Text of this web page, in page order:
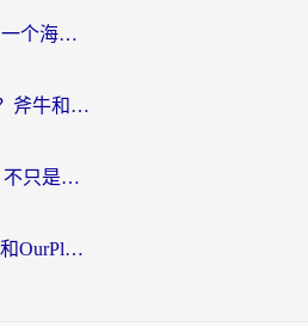
NordVPN 回国能用吗？一个海外用户必须面对的真实困境
海外回国加速器怎么选？斧牛和海龟哪个好？一篇帮你避开坑的实用指南
从匈牙利回国内的vpn，不只是为了刷剧那么简单
海外党必看：Quickback和OurPlay好用吗？3分钟选对回国加速器，无缝刷剧玩游戏